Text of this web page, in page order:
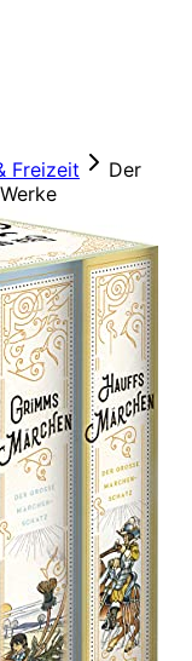
Freizeit
Der